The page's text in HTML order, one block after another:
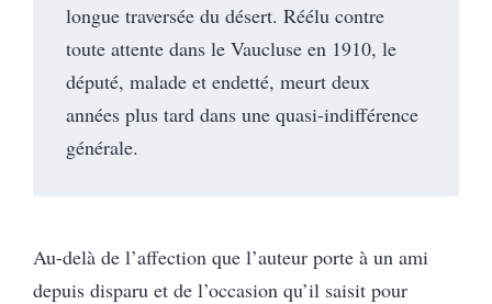
longue traversée du désert. Réélu contre
toute attente dans le Vaucluse en 1910, le
député, malade et endetté, meurt deux
années plus tard dans une quasi-indifférence
générale.
Au-delà de l’affection que l’auteur porte à un ami
depuis disparu et de l’occasion qu’il saisit pour